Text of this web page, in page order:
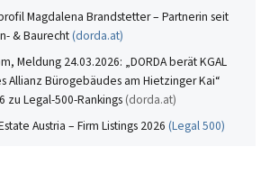
Magdalena Brandstetter – Partnerin seit
& Baurecht(dorda.at)
Meldung 24.03.2026: „DORDA berät KGAL
Allianz Bürogebäudes am Hietzinger Kai“
zu Legal-500-Rankings (dorda.at)
Austria – Firm Listings 2026 (Legal 500)